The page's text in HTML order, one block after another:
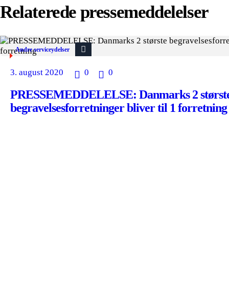
Relaterede pressemeddelelser
Andre serviceydelser
3. august 2020 0 0
PRESSEMEDDELELSE: Danmarks 2
begravelsesforretninger bliver til 1 forretning